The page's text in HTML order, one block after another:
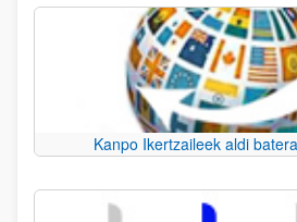
Kanpo Ikertzaileek aldi